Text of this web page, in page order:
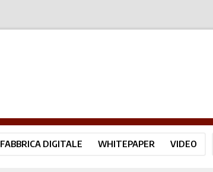
FABBRICA DIGITALE WHITEPAPER VIDEO